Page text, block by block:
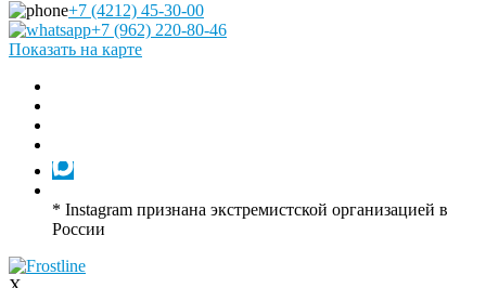
+7 (4212) 45-30-00
+7 (962) 220-80-46
Показать на карте
* Instagram признана экстремистской организацией в
России